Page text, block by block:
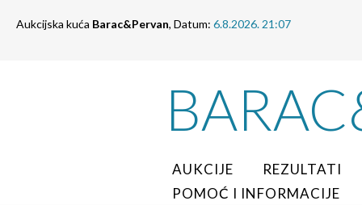
Aukcijska kuća Barac&Pervan, Datum: 6.8.2026. 21:07
AUKCIJE
REZULTATI
POMOĆ I INFORMACIJE